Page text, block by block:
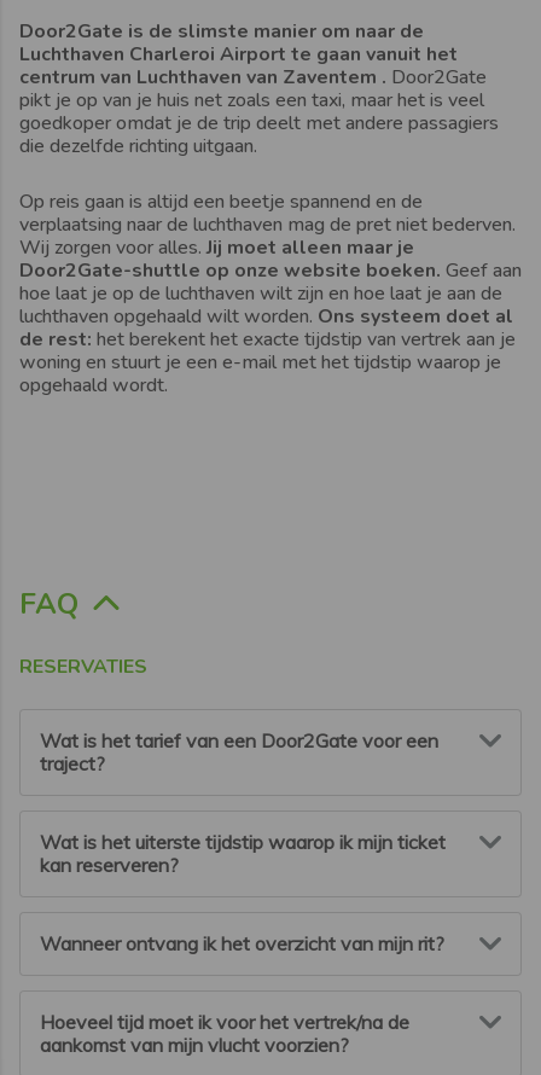
Door2Gate is de slimste manier om naar de
Luchthaven Charleroi Airport te gaan vanuit het
centrum van Luchthaven van Zaventem . Door2Gate
pikt je op van je huis net zoals een taxi, maar het is veel
goedkoper omdat je de trip deelt met andere passagiers
die dezelfde richting uitgaan.
Op reis gaan is altijd een beetje spannend en de
verplaatsing naar de luchthaven mag de pret niet bederven.
Wij zorgen voor alles.Jij moet alleen maar je
Door2Gate-shuttle op onze website boeken. Geef aan
hoe laat je op de luchthaven wilt zijn en hoe laat je aan de
luchthaven opgehaald wilt worden. Ons systeem doet al
de rest: het berekent het exacte tijdstip van vertrek aan je
woning en stuurt je een e-mail met het tijdstip waarop je
opgehaald wordt.
FAQ
RESERVATIES
Wat is het tarief van een Door2Gate voor een
traject?
onze website kunt u berekenen hoeveel het transport
zal kosten.
Wat is het uiterste tijdstip waarop ik mijn ticket
kan reserveren?
om een reservatie te verwerken.
Wanneer ontvang ik het overzicht van mijn rit?
eerste bevestigingsmail verstuurd. Hierin vindt u het
reservatienummer, het afhaalpunt en het
Hoeveel tijd moet ik voor het vertrek/na de
aankomst van mijn vlucht voorzien?